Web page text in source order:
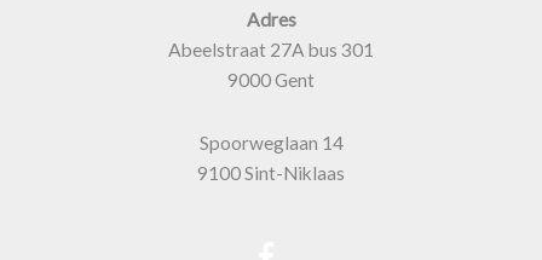
Adres
Abeelstraat 27A bus 301
9000 Gent
Spoorweglaan 14
9100 Sint-Niklaas